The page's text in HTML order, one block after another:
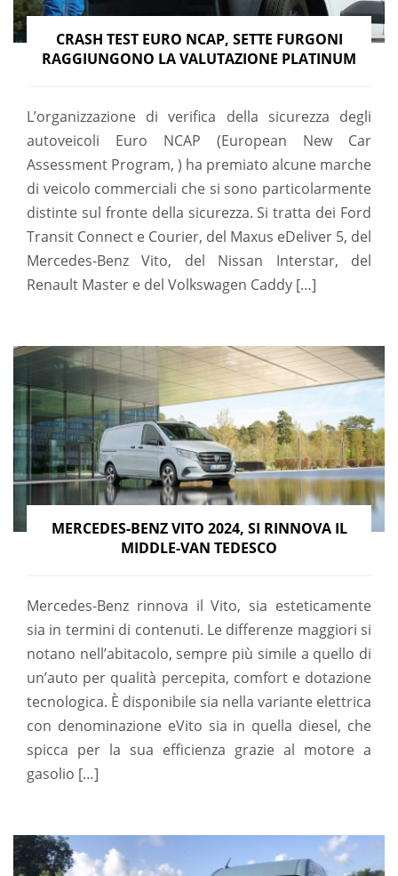
CRASH TEST EURO NCAP, SETTE FURGONI
RAGGIUNGONO LA VALUTAZIONE PLATINUM
L’organizzazione di verifica della sicurezza degli
autoveicoli Euro NCAP (European New Car
Assessment Program, ) ha premiato alcune marche
di veicolo commerciali che si sono particolarmente
distinte sul fronte della sicurezza. Si tratta dei Ford
Transit Connect e Courier, del Maxus eDeliver 5, del
Mercedes-Benz Vito, del Nissan Interstar, del
Renault Master e del Volkswagen Caddy […]
MERCEDES-BENZ VITO 2024, SI RINNOVA IL
MIDDLE-VAN TEDESCO
Mercedes-Benz rinnova il Vito, sia esteticamente
sia in termini di contenuti. Le differenze maggiori si
notano nell’abitacolo, sempre più simile a quello di
un’auto per qualità percepita, comfort e dotazione
tecnologica. È disponibile sia nella variante elettrica
con denominazione eVito sia in quella diesel, che
spicca per la sua efficienza grazie al motore a
gasolio […]